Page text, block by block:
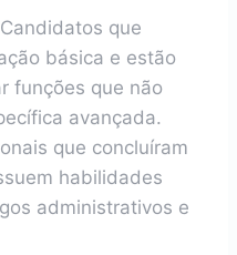
Candidatos que
básica e estão
funções que não
avançada.
que concluíram
habilidades
administrativos e